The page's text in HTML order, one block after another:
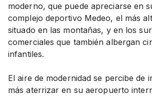
moderno, que puede apreciarse en
complejo deportivo Medeo, el más
situado en las montañas, y en los
comerciales que también albergan
infantiles.
El aire de modernidad se percibe de
más aterrizar en su aeropuerto